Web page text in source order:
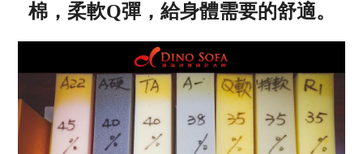
棉，柔軟Q彈，給身體需要的舒適。